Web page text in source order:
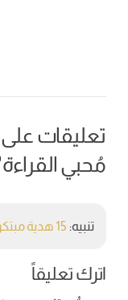
تعليقات
مُحبي القراءة
تنبيه: 15 هدية مبتكرة لعشاق الكتب والقراءة... | iRead
اترك تعليقاً